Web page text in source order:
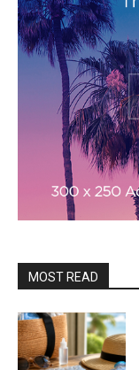
MOST READ